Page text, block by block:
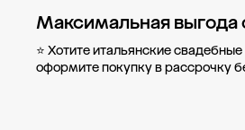
Максимальная выгода
⭐ Хотите итальянские
оформитепокупку в рассрочку